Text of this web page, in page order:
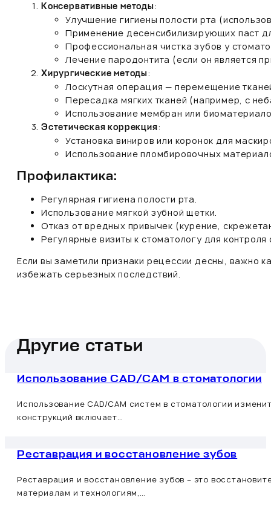
Консервативные методы :
Улучшение гигиены полости рта
Применение десенсибилизирующих паст
Профессиональная чистка зубов у
Лечение пародонтита (если он является
Хирургические методы :
Лоскутная операция — перемещение
Пересадка мягких тканей (например, с
Использование мембран или
Эстетическая коррекция:
Установка виниров или коронок для
Использование пломбировочных
Профилактика:
Регулярная гигиена полости рта.
Использование мягкой зубной щетки.
Отказ от вредных привычек (курение,
Регулярные визиты к стоматологу для контроля
Если вы заметили признаки рецессии десны, важно
избежать серьезных последствий.
Другие статьи
Использование CAD/CAM в стоматологии
Использование CAD/CAM систем в стоматологии
конструкций включает…
Реставрация и восстановление зубов
Реставрация и восстановление зубов – это
материалам и технологиям,…